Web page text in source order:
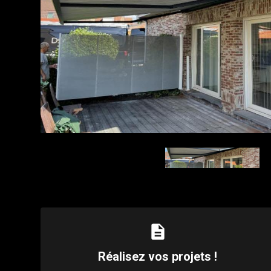
description
Réalisez vos projets !